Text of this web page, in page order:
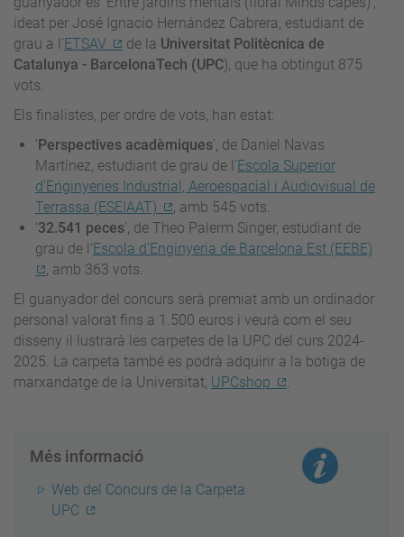
ideat per José Ignacio Hernández Cabrera, estudiant de
grau a l’ETSAV de la Universitat Politècnica de
Catalunya - BarcelonaTech (UPC), que ha obtingut 875
vots.
Els finalistes, per ordre de vots, han estat:
‘Perspectives acadèmiques’, de Daniel Navas
Martínez, estudiant de grau de l'Escola Superior
d'Enginyeries Industrial, Aeroespacial i Audiovisual de
Terrassa (ESEIAAT)
, amb 545 vots.
‘32.541 peces’, de Theo Palerm Singer, estudiant de
grau de l'Escola d'Enginyeria de Barcelona Est (EEBE)
, amb 363 vots.
El guanyador del concurs serà premiat amb un ordinador
personal valorat fins a 1.500 euros i veurà com el seu
disseny il·lustrarà les carpetes de la UPC del curs 2024-
2025. La carpeta també es podrà adquirir a la botiga de
marxandatge de la Universitat, UPCshop
Més informació
Web del Concurs de la Carpeta
UPC